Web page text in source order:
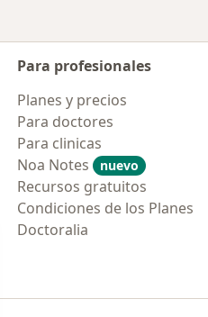
Para profesionales
Planes y precios
Para doctores
Para clinicas
Noa Notes
nuevo
Recursos gratuitos
Condiciones de los Planes
Doctoralia